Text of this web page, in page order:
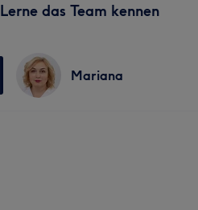
Lerne das Team kennen
Mariana